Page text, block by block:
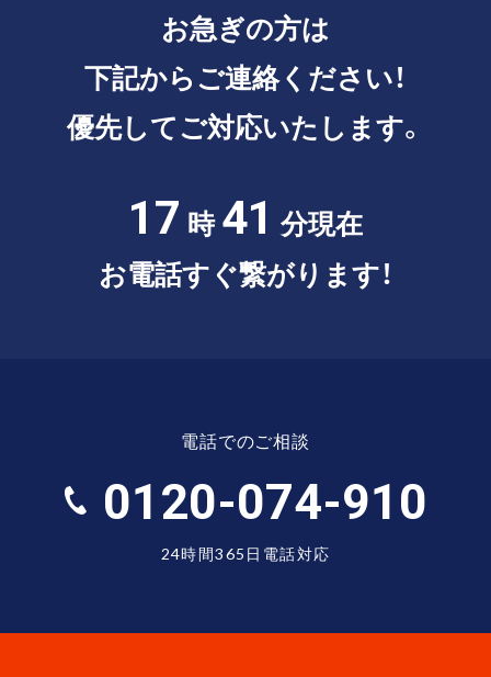
お急ぎの方は
下記からご連絡ください！
優先してご対応いたします。
17 時41 分現在
お電話すぐ繋がります！
電話でのご相談
0120-074-910
24時間365日電話対応